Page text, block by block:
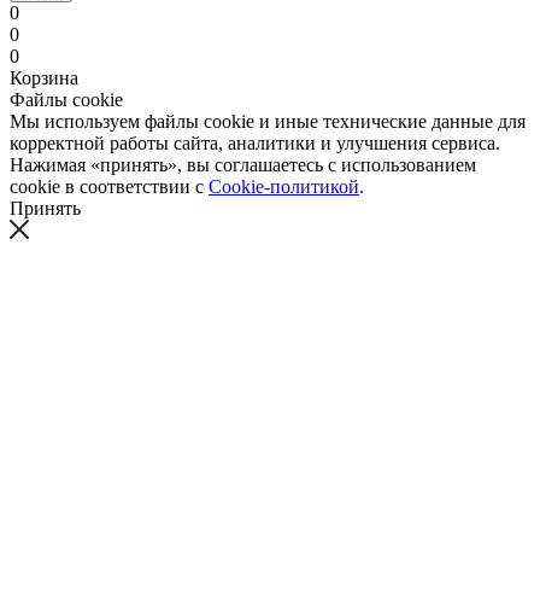
0
0
0
Корзина
Файлы cookie
Мы используем файлы cookie и иные технические данные для
корректной работы сайта, аналитики и улучшения сервиса.
Нажимая «принять», вы соглашаетесь с использованием
cookie в соответствии с Cookie-политикой.
Принять